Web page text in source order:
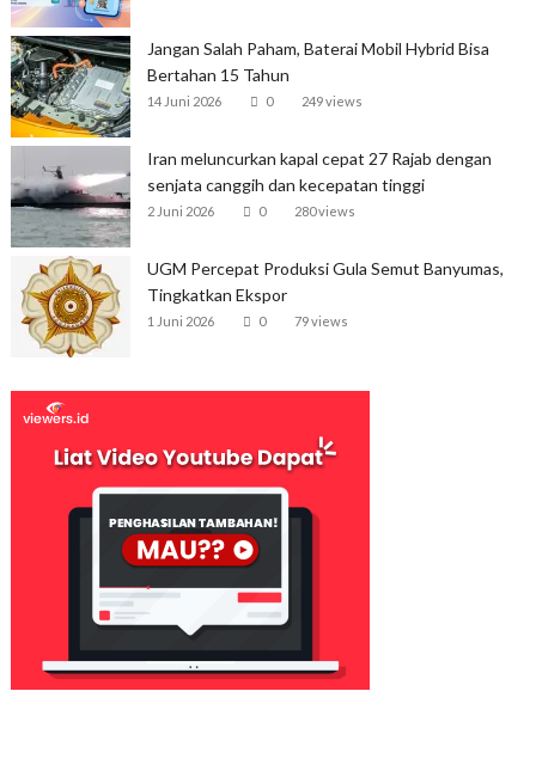
Jangan Salah Paham, Baterai Mobil Hybrid Bisa
Bertahan 15 Tahun
14 Juni 2026 0 249 views
Iran meluncurkan kapal cepat 27 Rajab dengan
senjata canggih dan kecepatan tinggi
2 Juni 2026 0 280 views
UGM Percepat Produksi Gula Semut Banyumas,
Tingkatkan Ekspor
1 Juni 2026 0 79 views